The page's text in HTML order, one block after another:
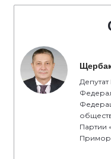
Партии